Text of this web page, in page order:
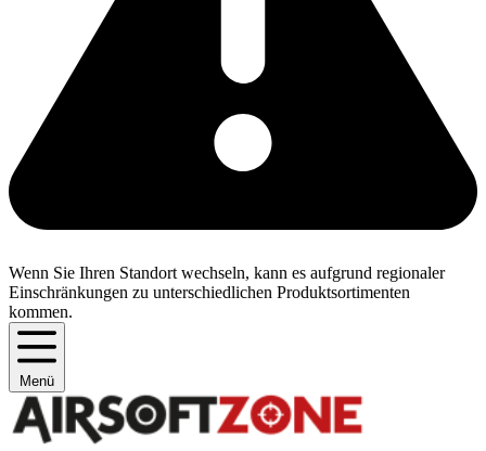
Wenn Sie Ihren Standort wechseln, kann es aufgrund regionaler
Einschränkungen zu unterschiedlichen Produktsortimenten
kommen.
Menü